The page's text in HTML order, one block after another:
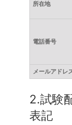
所在地
電話番号
メールアドレ
2.試験
表記